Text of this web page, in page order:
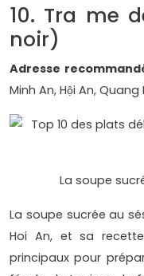
10. Tra me
noir)
Adresse
Minh An, Hội An, Quang
La soupe
La soupe sucrée au
Hoi An, et sa
principaux pour